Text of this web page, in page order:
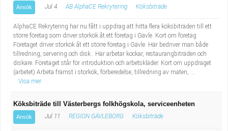
Ansök Jul 4 AB AlphaCE Rekrytering Köksbiträde
AlphaCE Rekrytering har nu fått i uppdrag att hitta flera köksbiträden till ett
större företag som driver storkök åt ett företag i Gävle. Kort om företag
Företaget driver storkök åt ett större företag i Gävle. Här bedriver man både
tillredning, servering och disk . Här arbetar kockar, restaurangbiträden och
diskare. Företaget står för introduktion och arbetskläder. Kort om uppdraget
(arbetet) Arbeta främst i storkök, förberedelse, tillredning av maten, ...
Visa mer
Köksbiträde till Västerbergs folkhögskola, serviceenheten
Ansök Jul 11 REGION GÄVLEBORG Köksbiträde